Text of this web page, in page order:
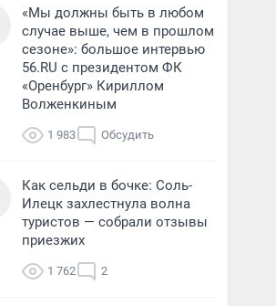
«Мы должны быть в любом
случае выше, чем в прошлом
сезоне»: большое интервью
56.RU с президентом ФК
«Оренбург» Кириллом
Волженкиным
1 983 Обсудить
Как сельди в бочке: Соль-
Илецк захлестнула волна
туристов — собрали отзывы
приезжих
1 762 2